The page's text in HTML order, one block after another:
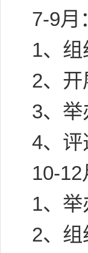
7-9月
1、
2、
3、
4、评
10-12
1、
2、